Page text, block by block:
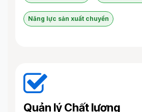
Năng lực sản xuất chuyền
Quản lý Chất lượng